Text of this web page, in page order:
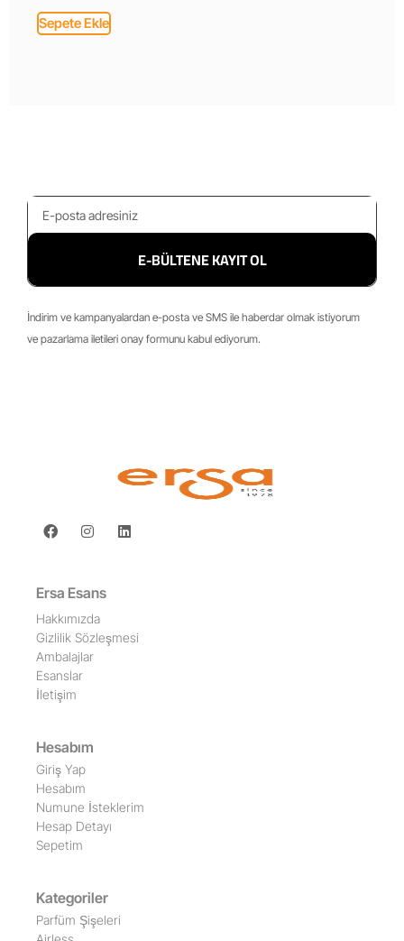
Sepete Ekle
E-BÜLTENE KAYIT OL
İndirim ve kampanyalardan e-posta ve SMS ile haberdar olmak istiyorum
ve pazarlama iletileri onay formunu kabul ediyorum.
Ersa Esans
Hakkımızda
Gizlilik Sözleşmesi
Ambalajlar
Esanslar
İletişim
Hesabım
Giriş Yap
Hesabım
Numune İsteklerim
Hesap Detayı
Sepetim
Kategoriler
Parfüm Şişeleri